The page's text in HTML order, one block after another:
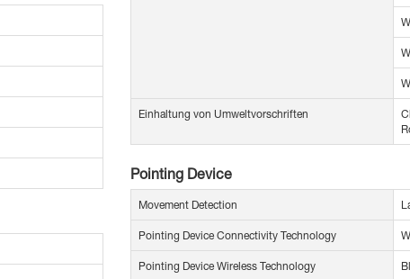
Einhaltung von Umweltvorschriften
Pointing Device
Movement Detection
Pointing Device Connectivity Technology
Pointing Device Wireless Technology